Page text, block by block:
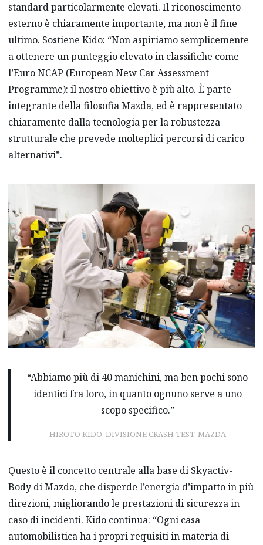
standard particolarmente elevati. Il riconoscimento
esterno è chiaramente importante, ma non è il fine
ultimo. Sostiene Kido: “Non aspiriamo semplicemente
a ottenere un punteggio elevato in classifiche come
l’Euro NCAP (European New Car Assessment
Programme): il nostro obiettivo è più alto. È parte
integrante della filosofia Mazda, ed è rappresentato
chiaramente dalla tecnologia per la robustezza
strutturale che prevede molteplici percorsi di carico
alternativi”.
“Abbiamo più di 40 manichini, ma ben pochi sono
identici fra loro, in quanto ognuno serve a uno
scopo specifico.”
HIROTO KIDO, DIVISIONE CRASH TEST, MAZDA
Questo è il concetto centrale alla base di Skyactiv-
Body di Mazda, che disperde l’energia d’impatto in più
direzioni, migliorando le prestazioni di sicurezza in
caso di incidenti. Kido continua: “Ogni casa
automobilistica ha i propri requisiti in materia di